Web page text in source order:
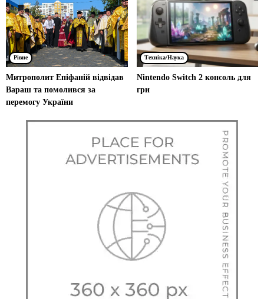
Рівне
Митрополит Епіфаній відвідав
Вараш та помолився за
перемогу України
Техніка/Наука
Nintendo Switch 2 консоль для
гри